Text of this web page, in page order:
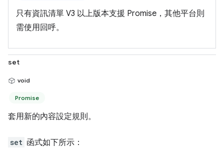
只有資訊清單 V3 以上版本支援 Promise，其他平台則
需使用回呼。
set
void
Promise
套用新的內容設定規則。
set 函式如下所示：